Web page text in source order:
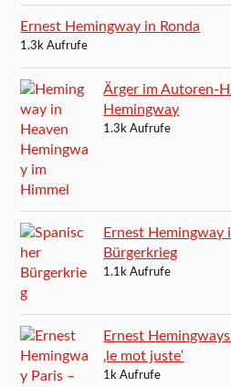
Ernest Hemingway in Ronda
1.3k Aufrufe
Ärger im Autoren-
Hemingway
1.3k Aufrufe
Ernest Hemingway
Bürgerkrieg
1.1k Aufrufe
Ernest
‚le mot juste‘
1k Aufrufe